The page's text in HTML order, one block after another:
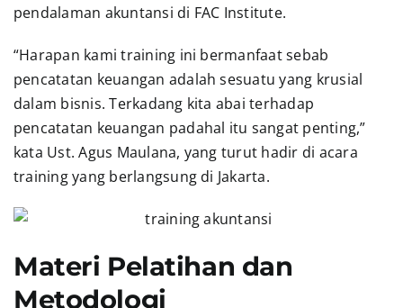
pendalaman akuntansi di FAC Institute.
“Harapan kami training ini bermanfaat sebab
pencatatan keuangan adalah sesuatu yang krusial
dalam bisnis. Terkadang kita abai terhadap
pencatatan keuangan padahal itu sangat penting,”
kata Ust. Agus Maulana, yang turut hadir di acara
training yang berlangsung di Jakarta.
Materi Pelatihan dan
Metodologi